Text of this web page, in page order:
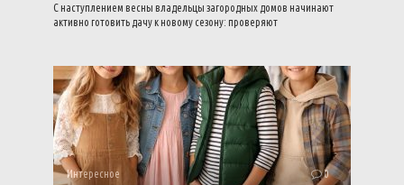
С наступлением весны владельцы загородных домов начинают
активно готовить дачу к новому сезону: проверяют
Интересное 0